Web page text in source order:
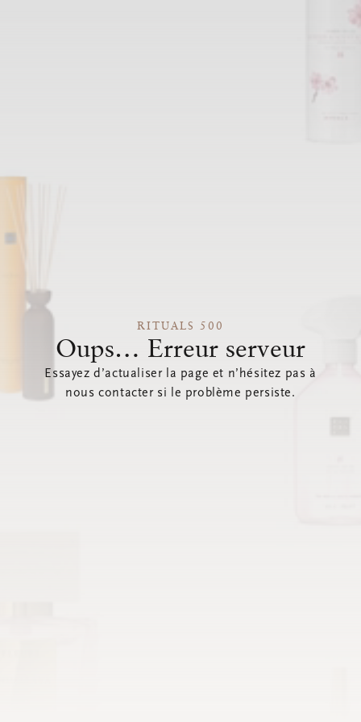
RITUALS 500
Oups… Erreur serveur
Essayez d’actualiser la page et n’hésitez pas à
nous contacter si le problème persiste.